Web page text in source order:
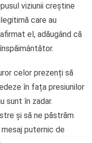
viziunii creștine
care au
el, adăugând că
celor prezenți să
în fața presiunilor
sunt în zadar.
și să ne păstrăm
puternic de